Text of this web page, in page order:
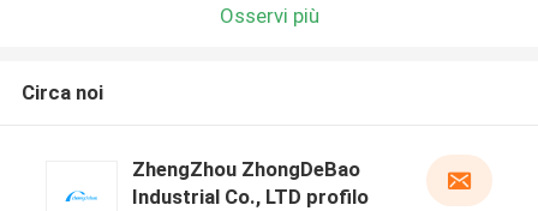
Osservi più
Circa noi
ZhengZhou ZhongDeBao
Industrial Co., LTD profilo